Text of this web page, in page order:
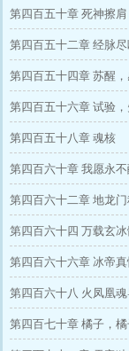
第四百五十章 死神擦肩
第四百五十二章 经脉
第四百五十四章 苏醒
第四百五十六章 试验，
第四百五十八章 魂核
第四百六十章 我愿永
第四百六十二章 地龙
第四百六十四 万载玄冰
第四百六十六章 冰帝
第四百六十八 火凤凰魂
第四百七十章 橘子，橘